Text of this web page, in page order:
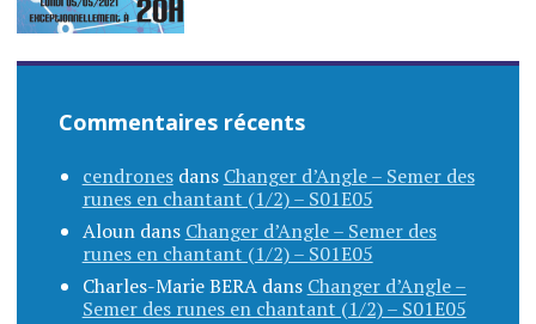
Commentaires récents
cendronesdans Changer d’Angle – Semer des
runes en chantant (1/2) – S01E05
Aloundans Changer d’Angle – Semer des
runes en chantant (1/2) – S01E05
Charles-Marie BERAdans Changer d’Angle –
Semer des runes en chantant (1/2) – S01E05